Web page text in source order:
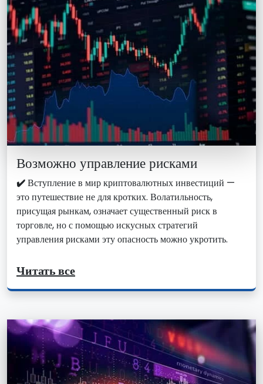
Возможно управление рисками
✔️Вступление в мир криптовалютных инвестиций —
это путешествие не для кротких. Волатильность,
присущая рынкам, означает существенный риск в
торговле, но с помощью искусных стратегий
управления рисками эту опасность можно укротить.
Читать все